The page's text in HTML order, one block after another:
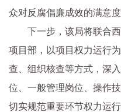
众对反腐倡廉成效的满意
下一步，该局将联合
项目部，以项目权力运行
查、组织核查等方式，深
位、一般管理岗位、操作
切实规范重要环节权力运行